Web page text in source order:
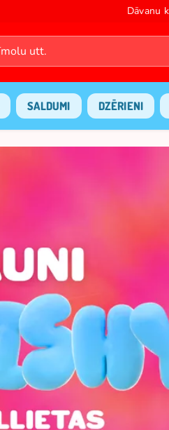
Dāvanu
SALDUMI DZĒRIENI